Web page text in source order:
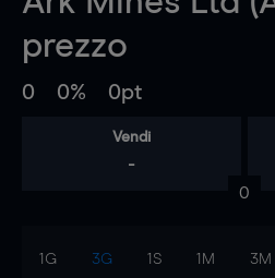
prezzo
0 0% 0pt
Vendi
-
0
1G 3G 1S 1M 3M